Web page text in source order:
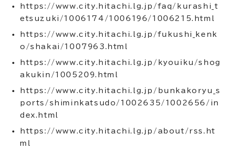
https://www.city.hitachi.lg.jp/faq/kurashi_t
etsuzuki/1006174/1006196/1006215.html
https://www.city.hitachi.lg.jp/fukushi_kenk
o/shakai/1007963.html
https://www.city.hitachi.lg.jp/kyouiku/shog
akukin/1005209.html
https://www.city.hitachi.lg.jp/bunkakoryu_s
ports/shiminkatsudo/1002635/1002656/in
dex.html
https://www.city.hitachi.lg.jp/about/rss.ht
ml